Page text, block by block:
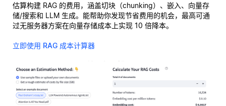
估算构建 RAG 的费用，涵盖切块（chunking）、嵌入、向量存
储/搜索和 LLM 生成。能帮助你发现节省费用的机会，最高可通
过无服务器方案在向量存储成本上实现 10 倍降本。
立即使用 RAG 成本计算器